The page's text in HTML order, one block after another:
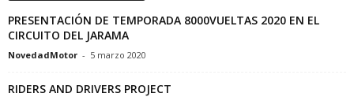
PRESENTACIÓN DE TEMPORADA 8000VUELTAS 2020 EN EL
CIRCUITO DEL JARAMA
NovedadMotor - 5 marzo 2020
RIDERS AND DRIVERS PROJECT